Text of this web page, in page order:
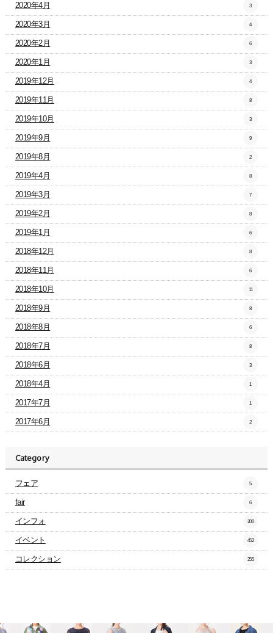
2020年4月 3
2020年3月 4
2020年2月 6
2020年1月 3
2019年12月 4
2019年11月 8
2019年10月 3
2019年9月 9
2019年8月 2
2019年4月 8
2019年3月 7
2019年2月 8
2019年1月 6
2018年12月 8
2018年11月 6
2018年10月 11
2018年9月 8
2018年8月 6
2018年7月 8
2018年6月 3
2018年4月 1
2017年7月 1
2017年6月 2
Category
フェア 5
fair 6
インフォ 200
イベント 452
コレクション 255